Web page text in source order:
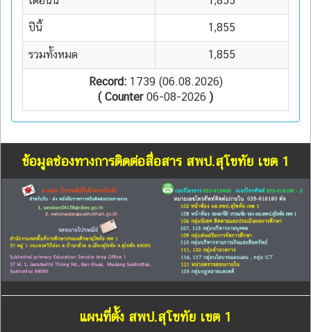
ปีนี้ 1,855
รวมทั้งหมด 1,855
Record:1739 (06.08.2026)
( Counter06-08-2026 )
ข้อมูลช่องทางการติดต่อสื่อสาร สพป.สุโขทัย เขต 1
แผนที่ตั้ง สพป.สุโขทัย เขต 1